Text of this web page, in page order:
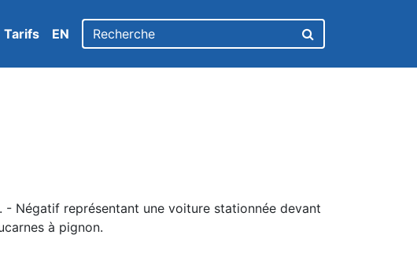
Tarifs EN
- Négatif représentant une voiture stationnée devant
à pignon.